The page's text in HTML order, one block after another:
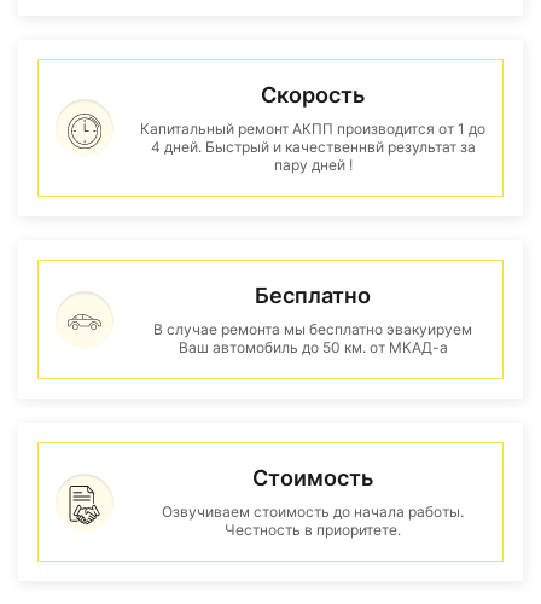
Скорость
Капитальный ремонт АКПП производится от 1 до
4 дней. Быстрый и качественнвй результат за
пару дней !
Бесплатно
В случае ремонта мы бесплатно эвакуируем
Ваш автомобиль до 50 км. от МКАД-а
Стоимость
Озвучиваем стоимость до начала работы.
Честность в приоритете.